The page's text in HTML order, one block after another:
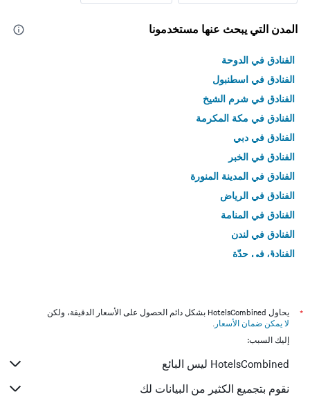
المدن التي يبحث عنها مستخدمونا
الفنادق في الدوحة
الفنادق في اسطنبول
الفنادق في شرم الشيخ
الفنادق في مكة المكرمة
الفنادق في دبي
الفنادق في الخبر
الفنادق في المدينة المنورة
الفنادق في الرياض
الفنادق في المنامة
الفنادق في لندن
الفنادق في جدّة
*
يحاول HotelsCombined بشكل دائم الحصول على الأسعار الدقيقة، ولكن
لا يمكن ضمان الأسعار .
إليك السبب:
HotelsCombined ليس البائع
نقوم بتجميع الكثير من البيانات لك